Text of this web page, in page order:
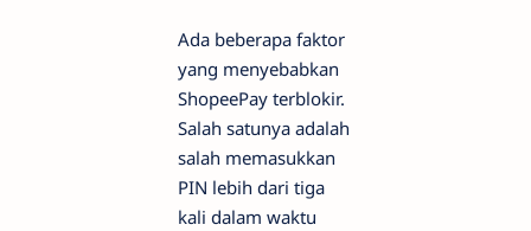
Ada beberapa faktor
yang menyebabkan
ShopeePay terblokir.
Salah satunya adalah
salah memasukkan
PIN lebih dari tiga
kali dalam waktu